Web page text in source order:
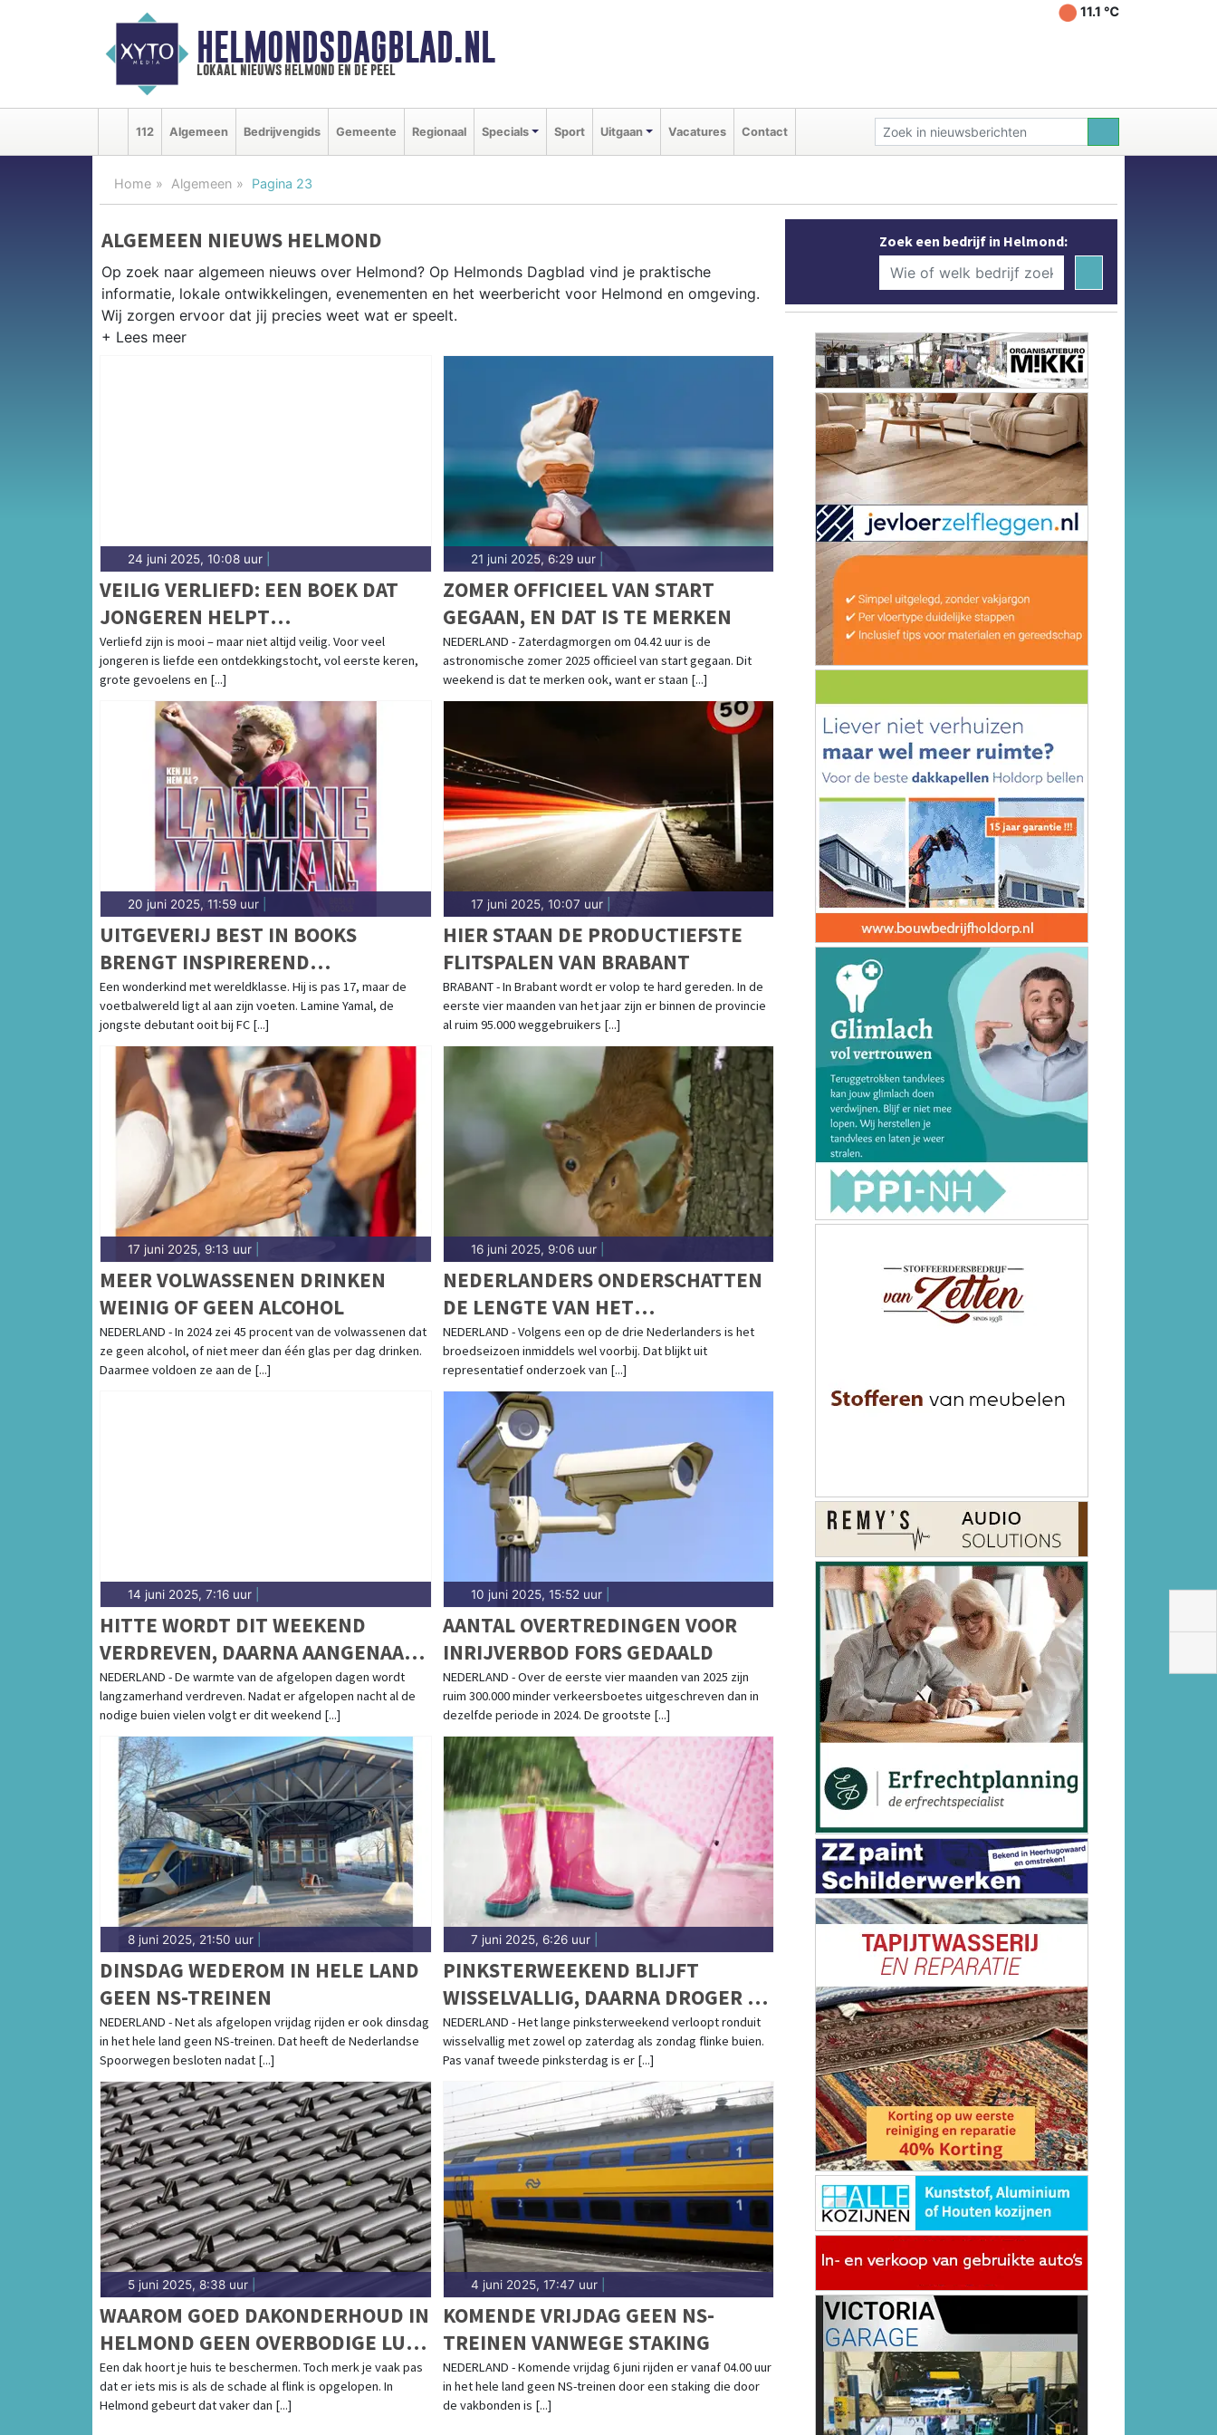
HELMONDSDAGBLAD.NL
lokaal nieuws helmond en de peel
11.1 ℃
112 Algemeen Bedrijvengids Gemeente Regionaal Specials Sport Uitgaan Vacatures Contact
Home Algemeen Pagina 23
ALGEMEEN NIEUWS HELMOND
Op zoek naar algemeen nieuws over Helmond? Op Helmonds Dagblad vind je praktische
informatie, lokale ontwikkelingen, evenementen en het weerbericht voor Helmond en omgeving.
Wij zorgen ervoor dat jij precies weet wat er speelt.
Van werkzaamheden op de A67 en de Automotive Campus tot evenementen als het Helmond
24 juni 2025, 10:08 uur
VEILIG VERLIEFD: EEN BOEK DAT
JONGEREN HELPT
PARTNERGEWELD TE HERKENNEN
EN TE VOORKOMEN
Verliefd zijn is mooi – maar niet altijd veilig. Voor veel
jongeren is liefde een ontdekkingstocht, vol eerste keren,
grote gevoelens en [...]
21 juni 2025, 6:29 uur|
ZOMER OFFICIEEL VAN START
GEGAAN, EN DAT IS TE MERKEN
NEDERLAND - Zaterdagmorgen om 04.42 uur is de
astronomische zomer 2025 officieel van start gegaan. Dit
weekend is dat te merken ook, want er staan [...]
20 juni 2025, 11:59 uur
UITGEVERIJ BEST IN BOOKS
BRENGT INSPIREREND
KINDERBOEK UIT OVER LAMINE
YAMAL: HET GROOTSTE
VOETBALTALENT VAN DEZE
GENERATIE
Een wonderkind met wereldklasse. Hij is pas 17, maar de
voetbalwereld ligt al aan zijn voeten. Lamine Yamal, de
jongste debutant ooit bij FC [...]
17 juni 2025, 10:07 uur|
HIER STAAN DE PRODUCTIEFSTE
FLITSPALEN VAN BRABANT
BRABANT - In Brabant wordt er volop te hard gereden. In de
eerste vier maanden van het jaar zijn er binnen de provincie
al ruim 95.000 weggebruikers [...]
17 juni 2025, 9:13 uur
MEER VOLWASSENEN DRINKEN
WEINIG OF GEEN ALCOHOL
NEDERLAND - In 2024 zei 45 procent van de volwassenen dat
ze geen alcohol, of niet meer dan één glas per dag drinken.
Daarmee voldoen ze aan de [...]
16 juni 2025, 9:06 uur|
NEDERLANDERS ONDERSCHATTEN
DE LENGTE VAN HET
BROEDSEIZOEN
NEDERLAND - Volgens een op de drie Nederlanders is het
broedseizoen inmiddels wel voorbij. Dat blijkt uit
representatief onderzoek van [...]
14 juni 2025, 7:16 uur
HITTE WORDT DIT WEEKEND
VERDREVEN, DAARNA AANGENAAM
ZOMERWEER
NEDERLAND - De warmte van de afgelopen dagen wordt
langzamerhand verdreven. Nadat er afgelopen nacht al de
nodige buien vielen volgt er dit weekend [...]
10 juni 2025, 15:52 uur|
AANTAL OVERTREDINGEN VOOR
INRIJVERBOD FORS GEDAALD
NEDERLAND - Over de eerste vier maanden van 2025 zijn
ruim 300.000 minder verkeersboetes uitgeschreven dan in
dezelfde periode in 2024. De grootste [...]
8 juni 2025, 21:50 uur
DINSDAG WEDEROM IN HELE LAND
GEEN NS-TREINEN
NEDERLAND - Net als afgelopen vrijdag rijden er ook dinsdag
in het hele land geen NS-treinen. Dat heeft de Nederlandse
Spoorwegen besloten nadat [...]
7 juni 2025, 6:26 uur|
PINKSTERWEEKEND BLIJFT
WISSELVALLIG, DAARNA DROGER EN
ZONNIGER
NEDERLAND - Het lange pinksterweekend verloopt ronduit
wisselvallig met zowel op zaterdag als zondag flinke buien.
Pas vanaf tweede pinksterdag is er [...]
5 juni 2025, 8:38 uur
WAAROM GOED DAKONDERHOUD IN
HELMOND GEEN OVERBODIGE LUXE
IS
Een dak hoort je huis te beschermen. Toch merk je vaak pas
dat er iets mis is als de schade al flink is opgelopen. In
Helmond gebeurt dat vaker dan [...]
4 juni 2025, 17:47 uur|
KOMENDE VRIJDAG GEEN NS-
TREINEN VANWEGE STAKING
NEDERLAND - Komende vrijdag 6 juni rijden er vanaf 04.00 uur
in het hele land geen NS-treinen door een staking die door
de vakbonden is [...]
Zoek een bedrijf in Helmond: